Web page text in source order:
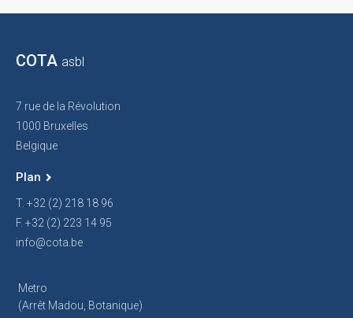
COTA asbl
7 rue de la Révolution
1000 Bruxelles
Belgique
Plan
T. +32 (2) 218 18 96
F. +32 (2) 223 14 95
info@cota.be
Metro
(arrêt Madou, Botanique)